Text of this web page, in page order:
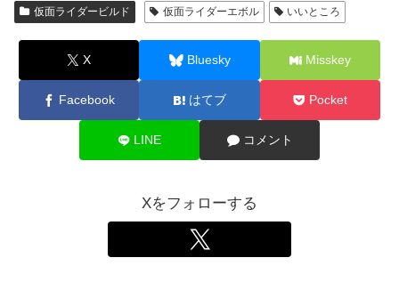
仮面ライダービルド 仮面ライダーエボル いいところ
X Bluesky Misskey
Facebook はてブ Pocket
LINE コメント
Xをフォローする